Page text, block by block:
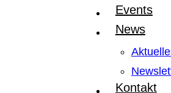
Events
News
Kontakt